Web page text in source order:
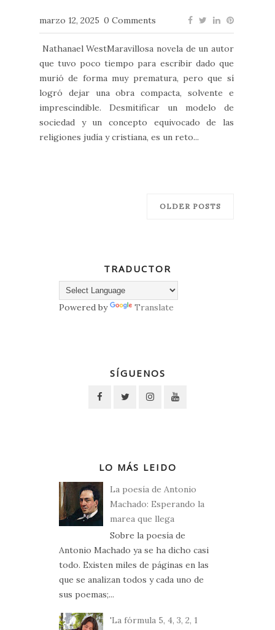
marzo 12, 2025 0 Comments
Nathanael WestMaravillosa novela de un autor
que tuvo poco tiempo para escribir dado que
murió de forma muy prematura, pero que sí
logró dejar una obra compacta, solvente e
imprescindible. Desmitificar un modelo de
sociedad y un concepto equivocado de las
religiones judía y cristiana, es un reto...
OLDER POSTS
TRADUCTOR
Powered by Translate
SÍGUENOS
LO MÁS LEIDO
La poesía de Antonio
Machado: Esperando la
marea que llega
Sobre la poesía de
Antonio Machado ya se ha dicho casi
todo. Existen miles de páginas en las
que se analizan todos y cada uno de
sus poemas;...
'La fórmula 5, 4, 3, 2, 1